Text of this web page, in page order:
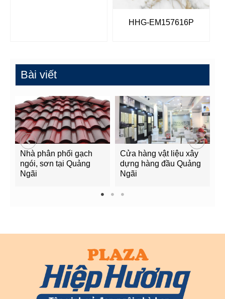
HHG-EM157616P
Bài viết
Nhà phân phối gạch
ngói, sơn tại Quảng
Ngãi
Cửa hàng vật liệu xây
dựng hàng đầu Quảng
Ngãi
1 2 3